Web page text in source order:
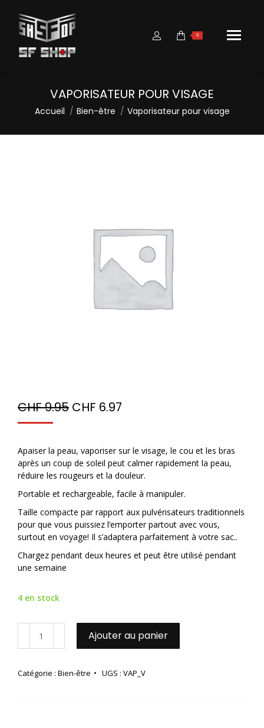
0
VAPORISATEUR POUR VISAGE
Vous êtes ici :
Accueil Bien-être Vaporisateur pour visage
CHF9.95 CHF 6.97
Apaiser la peau, vaporiser sur le visage, le cou et les bras
après un coup de soleil peut calmer rapidement la peau,
réduire les rougeurs et la douleur.
Portable et rechargeable, facile à manipuler.
Taille compacte par rapport aux pulvérisateurs traditionnels
pour que vous puissiez l’emporter partout avec vous,
surtout en voyage! Il s’adaptera parfaitement à votre sac..
Chargez pendant deux heures et peut être utilisé pendant
une semaine
4 en stock
visage
Ajouter au panier
Catégorie : Bien-être UGS : VAP_V